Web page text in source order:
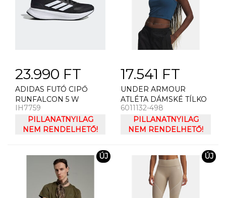
23.990 FT
ADIDAS FUTÓ CIPŐ
RUNFALCON 5 W
IH7759
PILLANATNYILAG
NEM RENDELHETŐ!
17.541 FT
UNDER ARMOUR
ATLÉTA DÁMSKÉ TÍLKO
UNDER ARMOUR
SEAMLESS COTTON
HAND TANK-BLU
6011132-498
PILLANATNYILAG
NEM RENDELHETŐ!
ÚJ ÚJ